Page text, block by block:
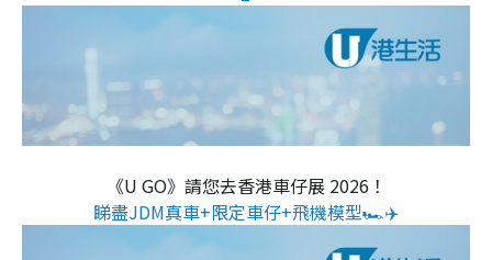
《U GO》請您去香港車仔展 2026！
睇盡JDM真車+限定車仔+飛機模型🏎️✈️